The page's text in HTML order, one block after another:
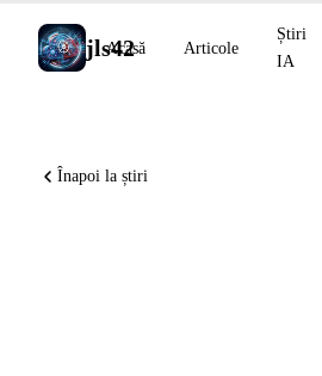
jls42
Acasă Articole
Știri
IA
Înapoi la știri